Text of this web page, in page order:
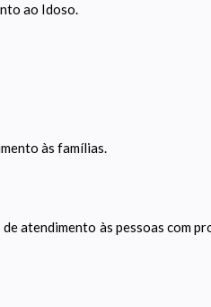
ao Idoso.
às famílias.
atendimento às pessoas com